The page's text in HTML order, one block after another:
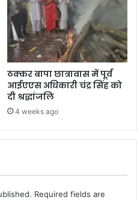
ठक्कर बापा छात्रावास में पूर्व
आईएएस अधिकारी चंद्र सिंह को
दी श्रद्धांजलि
4 weeks ago
Required fields are